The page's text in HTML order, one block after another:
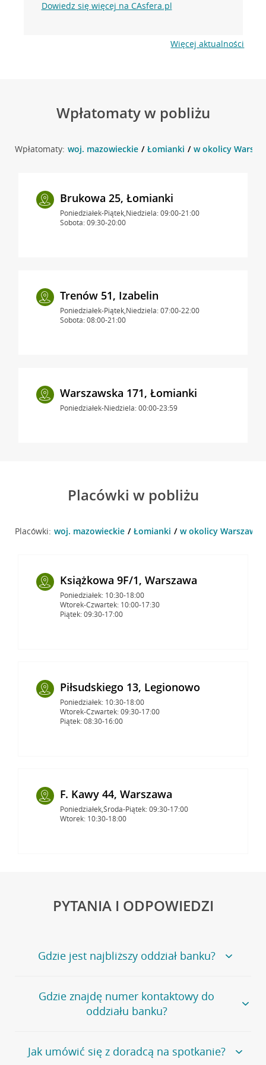
Dowiedz się więcej na CAsfera.pl
Więcej aktualności
Wpłatomaty w pobliżu
Wpłatomaty: woj. mazowieckie Łomianki w okolicy
Brukowa 25, Łomianki
Poniedziałek-Piątek,Niedziela: 09:00-21:00
Sobota: 09:30-20:00
Trenów 51, Izabelin
Poniedziałek-Piątek,Niedziela: 07:00-22:00
Sobota: 08:00-21:00
Warszawska 171, Łomianki
Poniedziałek-Niedziela: 00:00-23:59
Placówki w pobliżu
Placówki: woj. mazowieckie Łomianki w okolicy
Książkowa 9F/1, Warszawa
Poniedziałek: 10:30-18:00
Wtorek-Czwartek: 10:00-17:30
Piątek: 09:30-17:00
Piłsudskiego 13, Legionowo
Poniedziałek: 10:30-18:00
Wtorek-Czwartek: 09:30-17:00
Piątek: 08:30-16:00
F. Kawy 44, Warszawa
Poniedziałek,Środa-Piątek: 09:30-17:00
Wtorek: 10:30-18:00
PYTANIA I ODPOWIEDZI
Gdzie jest najbliższy oddział banku?
Jeśli szukasz oddziału naszego banku, zapraszamy na
stronęPlacówki i bankomaty, na której znajduje się
wygodna wyszukiwarka.
oddziałów
Gdzie znajdę numer kontaktowy do
oddziału banku?
Bank Credit Agricole nie udostępnia ogólnego numeru
telefonu do placówki bankowej.
Jak umówić się z doradcą na spotkanie?